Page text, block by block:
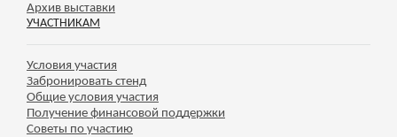
Архив выставки
УЧАСТНИКАМ
Условия участия
Забронировать стенд
Общие условия участия
Получение финансовой поддержки
Советы по участию